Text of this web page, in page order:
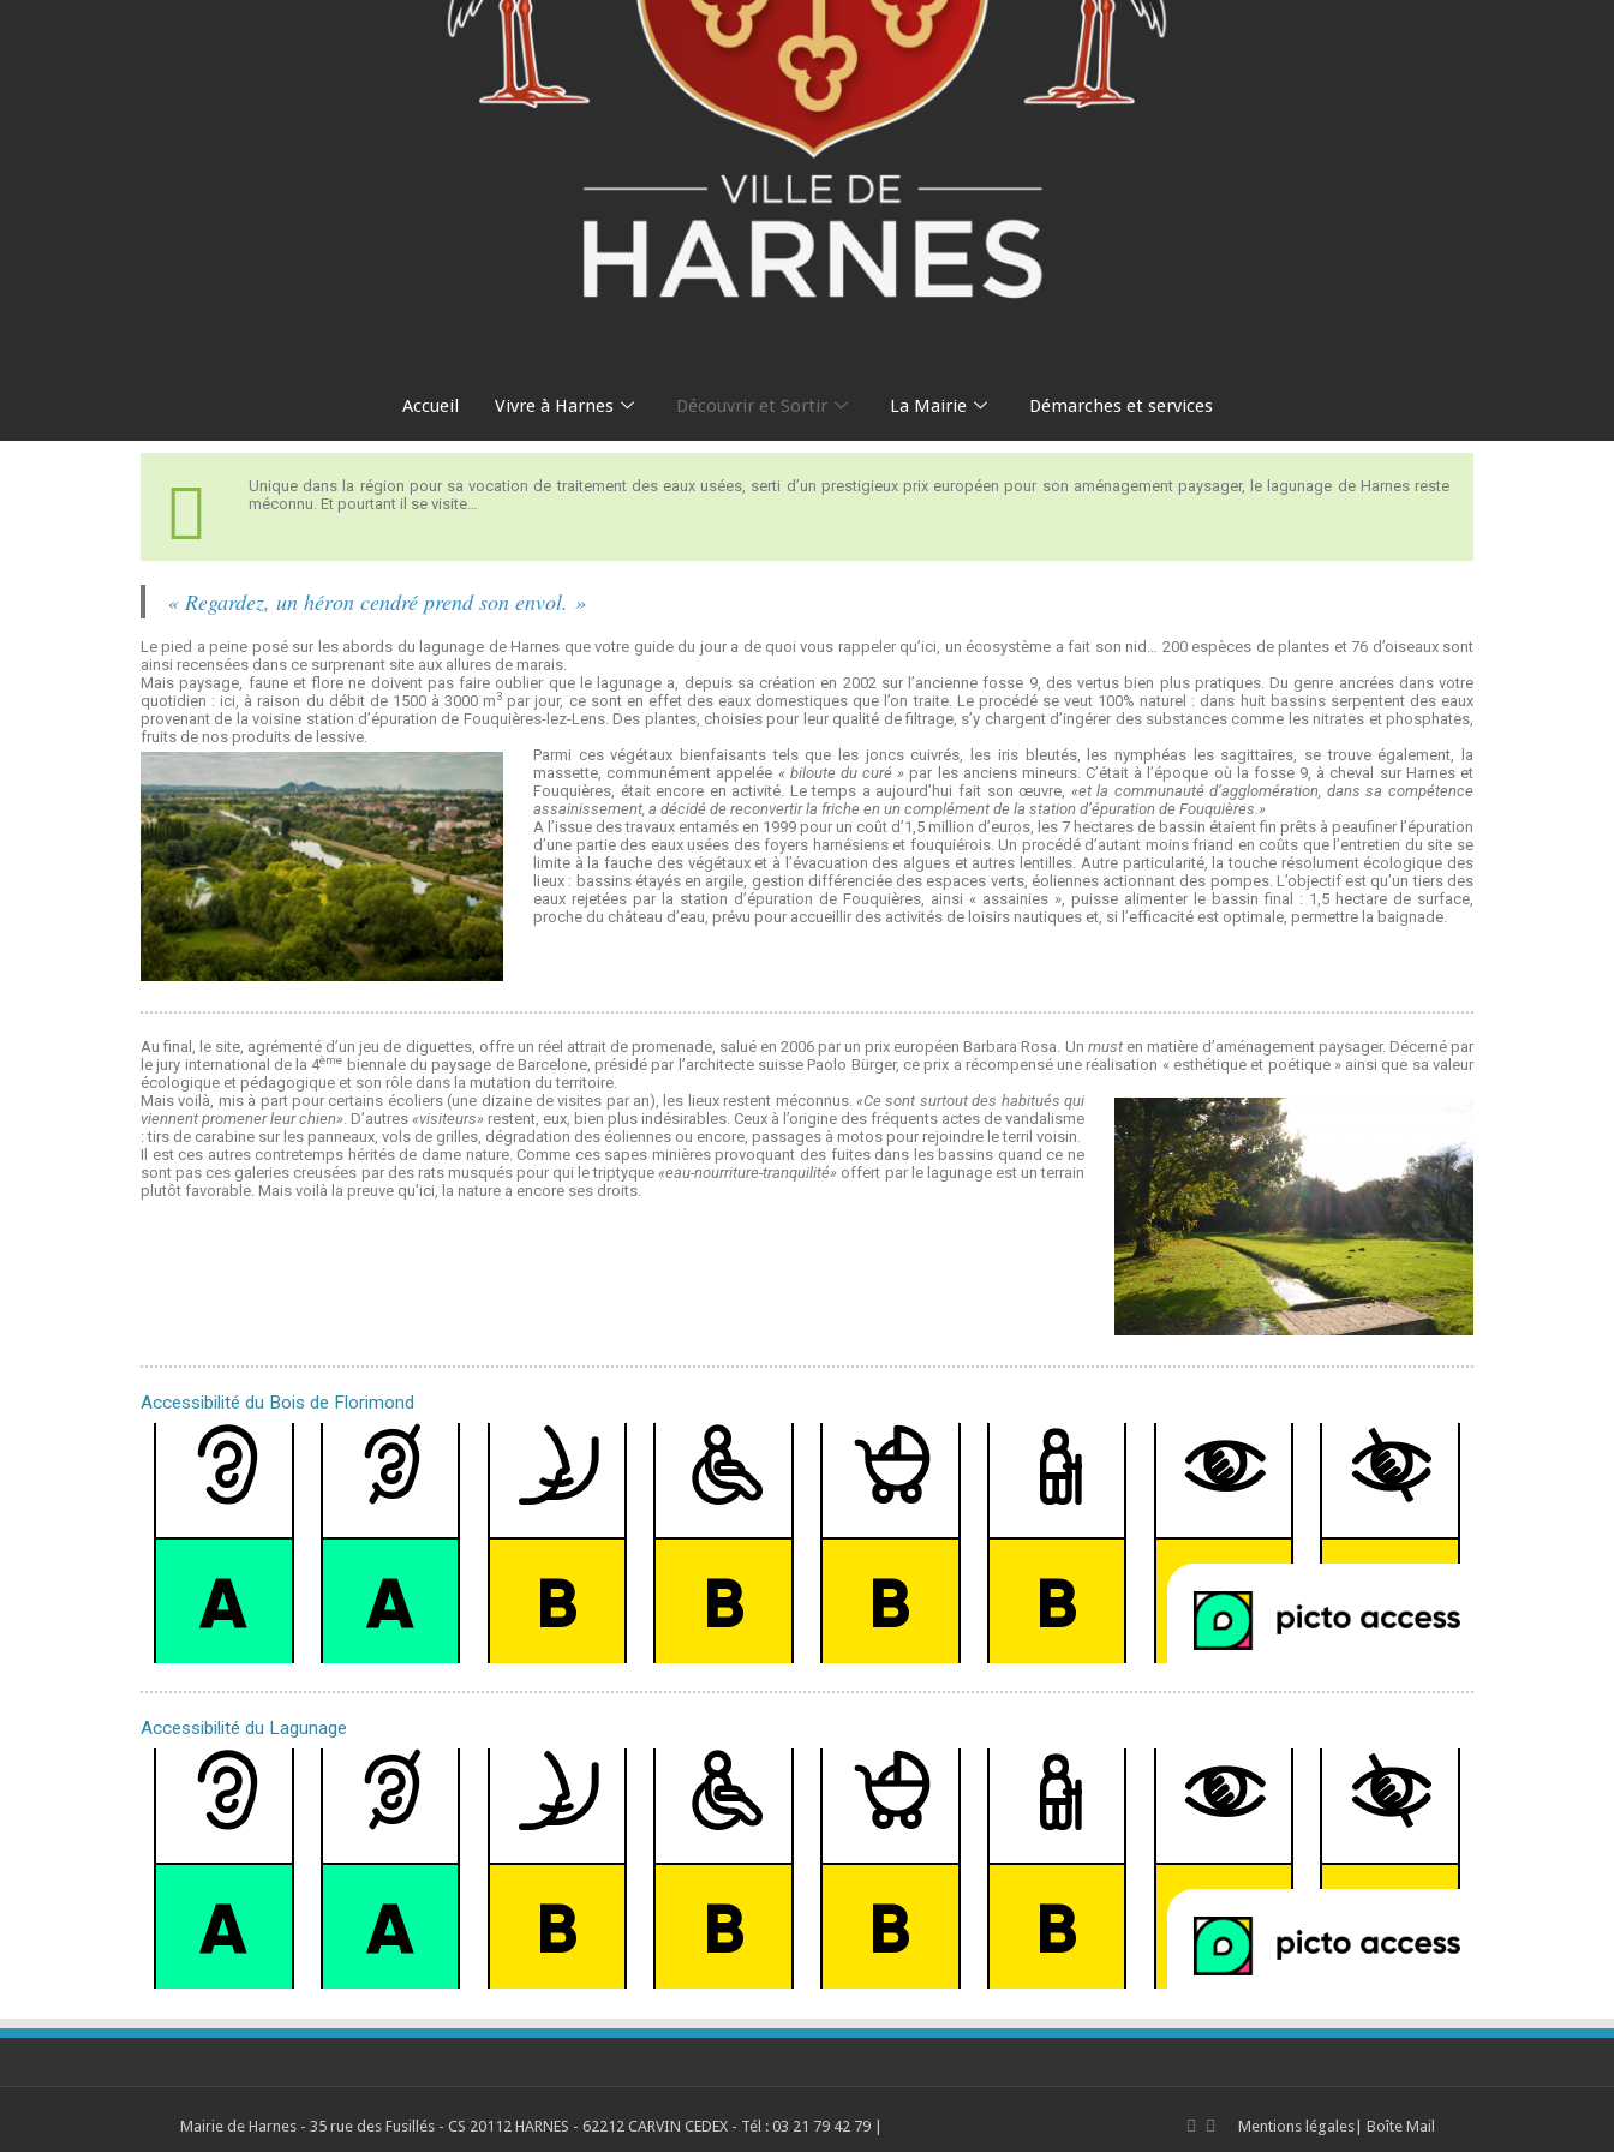
Accueil Vivre à Harnes Découvrir et Sortir La Mairie Démarches et services
Unique dans la région pour sa vocation de traitement des eaux usées, serti d’un prestigieux prix européen pour son aménagement paysager, le lagunage de Harnes reste
méconnu. Et pourtant il se visite…
« Regardez, un héron cendré prend son envol. »
Le pied a peine posé sur les abords du lagunage de Harnes que votre guide du jour a de quoi vous rappeler qu’ici, un écosystème a fait son nid… 200 espèces de plantes et 76 d’oiseaux sont
ainsi recensées dans ce surprenant site aux allures de marais.
Mais paysage, faune et flore ne doivent pas faire oublier que le lagunage a, depuis sa création en 2002 sur l’ancienne fosse 9, des vertus bien plus pratiques. Du genre ancrées dans votre
quotidien : ici, à raison du débit de 1500 à 3000 m3 par jour, ce sont en effet des eaux domestiques que l’on traite. Le procédé se veut 100% naturel : dans huit bassins serpentent des eaux
provenant de la voisine station d’épuration de Fouquières-lez-Lens. Des plantes, choisies pour leur qualité de filtrage, s’y chargent d’ingérer des substances comme les nitrates et phosphates,
fruits de nos produits de lessive.
Parmi ces végétaux bienfaisants tels que les joncs cuivrés, les iris bleutés, les nymphéas les sagittaires, se trouve également, la
massette, communément appelée « biloute du curé » par les anciens mineurs. C’était à l’époque où la fosse 9, à cheval sur Harnes et
Fouquières, était encore en activité. Le temps a aujourd’hui fait son œuvre, «et la communauté d’agglomération, dans sa compétence
assainissement, a décidé de reconvertir la friche en un complément de la station d’épuration de Fouquières.»
A l’issue des travaux entamés en 1999 pour un coût d’1,5 million d’euros, les 7 hectares de bassin étaient fin prêts à peaufiner l’épuration
d’une partie des eaux usées des foyers harnésiens et fouquiérois. Un procédé d’autant moins friand en coûts que l’entretien du site se
limite à la fauche des végétaux et à l’évacuation des algues et autres lentilles. Autre particularité, la touche résolument écologique des
lieux : bassins étayés en argile, gestion différenciée des espaces verts, éoliennes actionnant des pompes. L’objectif est qu’un tiers des
eaux rejetées par la station d’épuration de Fouquières, ainsi « assainies », puisse alimenter le bassin final : 1,5 hectare de surface,
proche du château d’eau, prévu pour accueillir des activités de loisirs nautiques et, si l’efficacité est optimale, permettre la baignade.
Au final, le site, agrémenté d’un jeu de diguettes, offre un réel attrait de promenade, salué en 2006 par un prix européen Barbara Rosa. Un musten matière d’aménagement paysager. Décerné par
le jury international de la 4ème biennale du paysage de Barcelone, présidé par l’architecte suisse Paolo Bürger, ce prix a récompensé une réalisation « esthétique et poétique » ainsi que sa valeur
écologique et pédagogique et son rôle dans la mutation du territoire.
Mais voilà, mis à part pour certains écoliers (une dizaine de visites par an), les lieux restent méconnus.«Ce sont surtout des habitués qui
viennent promener leur chien» . D’autres «visiteurs» restent, eux, bien plus indésirables. Ceux à l’origine des fréquents actes de vandalisme
: tirs de carabine sur les panneaux, vols de grilles, dégradation des éoliennes ou encore, passages à motos pour rejoindre le terril voisin.
Il est ces autres contretemps hérités de dame nature. Comme ces sapes minières provoquant des fuites dans les bassins quand ce ne
sont pas ces galeries creusées par des rats musqués pour qui le triptyque«eau-nourriture-tranquilité» offert par le lagunage est un terrain
plutôt favorable. Mais voilà la preuve qu’ici, la nature a encore ses droits.
Accessibilité du Bois de Florimond
Accessibilité du Lagunage
Mentions légales| Boîte Mail
Mairie de Harnes - 35 rue des Fusillés - CS 20112 HARNES - 62212 CARVIN CEDEX - Tél : 03 21 79 42 79 |